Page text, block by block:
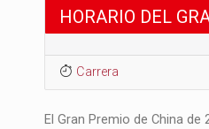
HORARIO DEL
Carrera
El Gran Premio de China